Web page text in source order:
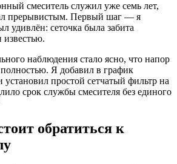
смеситель служил уже семь лет,
прерывистым. Первый шаг — я
удивлён: сеточка была забита
наблюдения стало ясно, что напор
Я добавил в график
установил простой сетчатый фильтр на
срок службы смесителя без единого
обратиться к